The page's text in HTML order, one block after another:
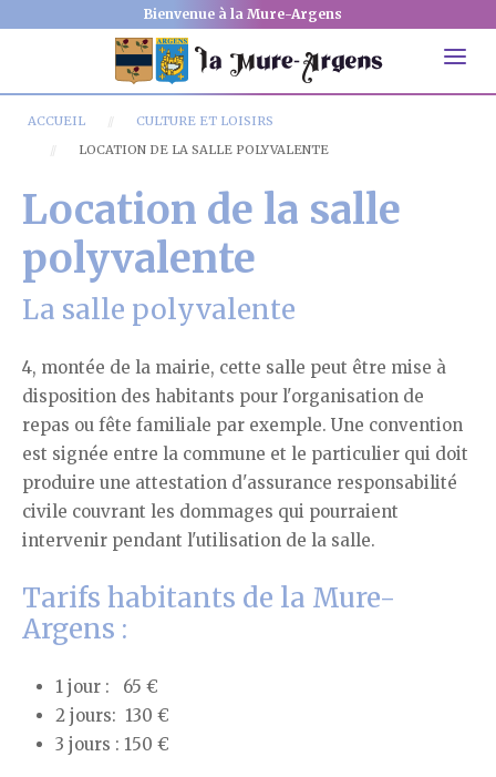
Bienvenue à la Mure-Argens
ACCUEIL
CULTURE ET LOISIRS
LOCATION DE LA SALLE POLYVALENTE
Location de la salle
polyvalente
La salle polyvalente
4, montée de la mairie, cette salle peut être mise à
disposition des habitants pour l'organisation de
repas ou fête familiale par exemple. Une convention
est signée entre la commune et le particulier qui doit
produire une attestation d'assurance responsabilité
civile couvrant les dommages qui pourraient
intervenir pendant l'utilisation de la salle.
Tarifs habitants de la Mure-
Argens :
1 jour : 65 €
2 jours: 130 €
3 jours : 150 €